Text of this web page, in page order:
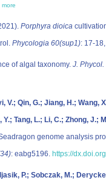
more
Porphyra dioica
Phycologia 60(sup1): 17-
of algal taxonomy. J.
V.; Qin, G.; Jiang, H.;
Tang, L.; Li, C.; Zhong, J.;
genome analysis
: eabg5196. https://
P.; Sobczak, M.;